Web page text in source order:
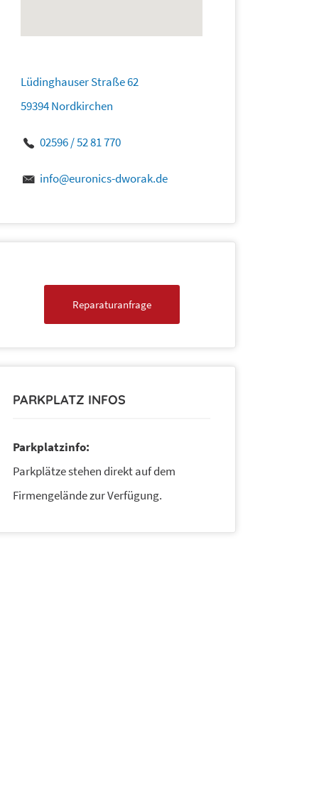
Lüdinghauser Straße 62
59394 Nordkirchen
02596 / 52 81 770
info@euronics-dworak.de
Reparaturanfrage
PARKPLATZ INFOS
Parkplatzinfo:
Parkplätze stehen direkt auf dem
Firmengelände zur Verfügung.